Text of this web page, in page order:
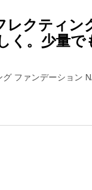
レクティン
く。少量
ファンデーション